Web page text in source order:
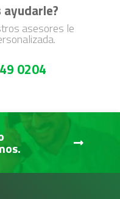
ayudarle?
asesores le
0204